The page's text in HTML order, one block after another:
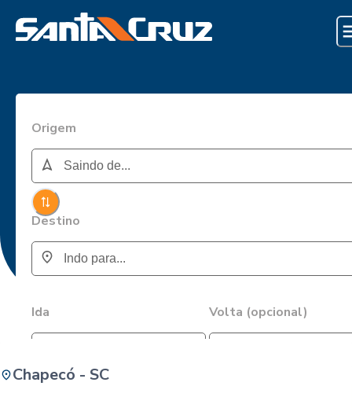
Origem
Destino
Ida Volta (opcional)
Chapecó - SC